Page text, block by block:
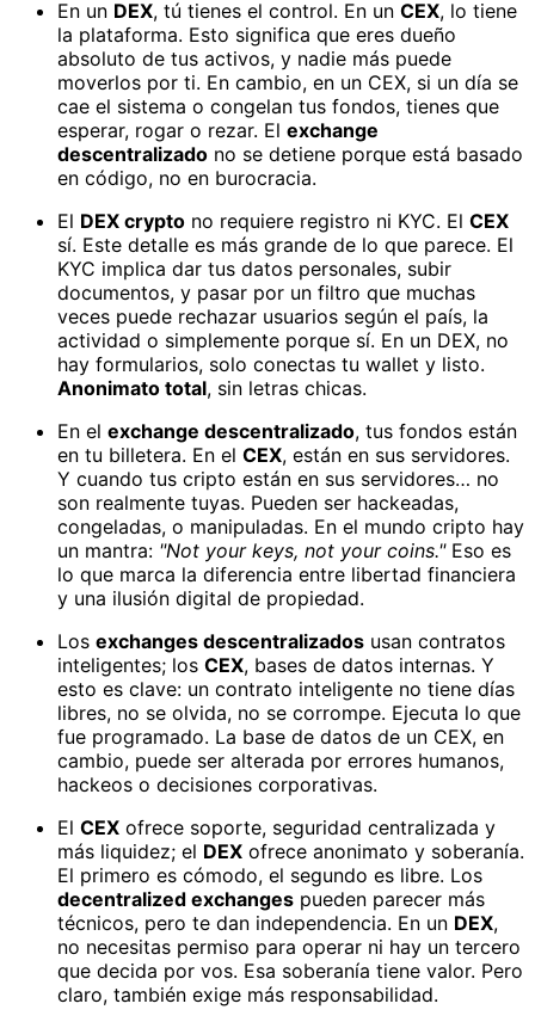
En un DEX, tú tienes el control. En un CEX, lo tiene
la plataforma. Esto significa que eres dueño
absoluto de tus activos, y nadie más puede
moverlos por ti. En cambio, en un CEX, si un día se
cae el sistema o congelan tus fondos, tienes que
esperar, rogar o rezar. El exchange
descentralizado no se detiene porque está basado
en código, no en burocracia.
El DEX crypto no requiere registro ni KYC. El CEX
sí. Este detalle es más grande de lo que parece. El
KYC implica dar tus datos personales, subir
documentos, y pasar por un filtro que muchas
veces puede rechazar usuarios según el país, la
actividad o simplemente porque sí. En un DEX, no
hay formularios, solo conectas tu wallet y listo.
Anonimato total, sin letras chicas.
En el exchange descentralizado, tus fondos están
en tu billetera. En el CEX, están en sus servidores.
Y cuando tus cripto están en sus servidores… no
son realmente tuyas. Pueden ser hackeadas,
congeladas, o manipuladas. En el mundo cripto hay
un mantra: "Not your keys, not your coins."Eso es
lo que marca la diferencia entre libertad financiera
y una ilusión digital de propiedad.
Los exchanges descentralizados usan contratos
inteligentes; los CEX, bases de datos internas. Y
esto es clave: un contrato inteligente no tiene días
libres, no se olvida, no se corrompe. Ejecuta lo que
fue programado. La base de datos de un CEX, en
cambio, puede ser alterada por errores humanos,
hackeos o decisiones corporativas.
El CEX ofrece soporte, seguridad centralizada y
más liquidez; el DEX ofrece anonimato y soberanía.
El primero es cómodo, el segundo es libre. Los
decentralized exchanges pueden parecer más
técnicos, pero te dan independencia. En un DEX,
no necesitas permiso para operar ni hay un tercero
que decida por vos. Esa soberanía tiene valor. Pero
claro, también exige más responsabilidad.